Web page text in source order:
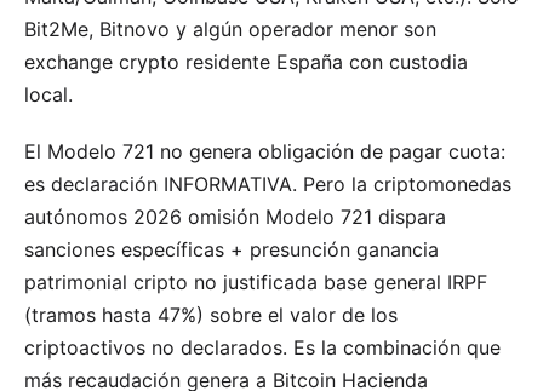
Bit2Me, Bitnovo y algún operador menor son
exchange crypto residente España con custodia
local.
El Modelo 721 no genera obligación de pagar cuota:
es declaración INFORMATIVA. Pero la criptomonedas
autónomos 2026 omisión Modelo 721 dispara
sanciones específicas + presunción ganancia
patrimonial cripto no justificada base general IRPF
(tramos hasta 47%) sobre el valor de los
criptoactivos no declarados. Es la combinación que
más recaudación genera a Bitcoin Hacienda